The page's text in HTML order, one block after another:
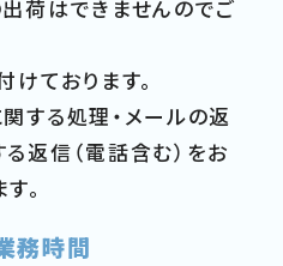
荷はできませんのでご
ております。
する処理・メールの返
返信（電話含む）をお
。
務時間